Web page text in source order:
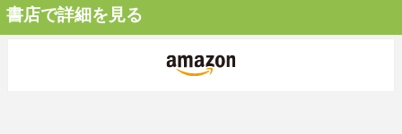
書店で詳細を見る